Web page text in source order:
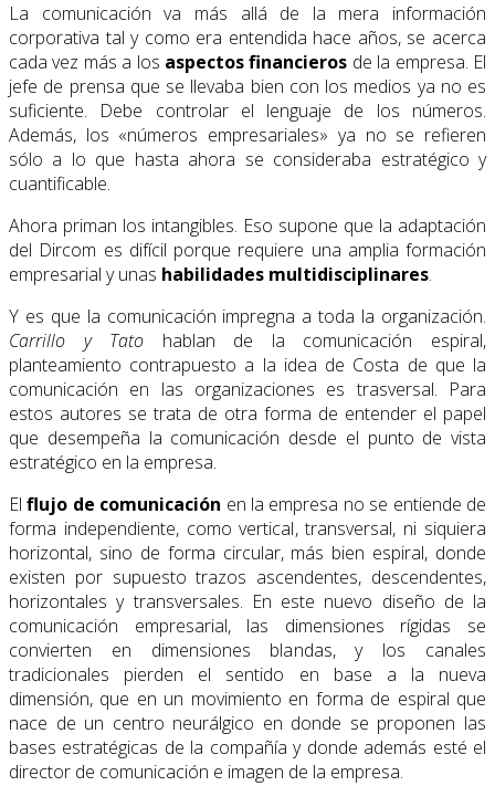
La comunicación va más allá de la mera información
corporativa tal y como era entendida hace años, se acerca
cada vez más a los aspectos financieros de la empresa. El
jefe de prensa que se llevaba bien con los medios ya no es
suficiente. Debe controlar el lenguaje de los números.
Además, los «números empresariales» ya no se refieren
sólo a lo que hasta ahora se consideraba estratégico y
cuantificable.
Ahora priman los intangibles. Eso supone que la adaptación
del Dircom es difícil porque requiere una amplia formación
empresarial y unas habilidades multidisciplinares.
Y es que la comunicación impregna a toda la organización.
Carrillo y Tato hablan de la comunicación espiral,
planteamiento contrapuesto a la idea de Costa de que la
comunicación en las organizaciones es trasversal. Para
estos autores se trata de otra forma de entender el papel
que desempeña la comunicación desde el punto de vista
estratégico en la empresa.
Elflujo de comunicación en la empresa no se entiende de
forma independiente, como vertical, transversal, ni siquiera
horizontal, sino de forma circular, más bien espiral, donde
existen por supuesto trazos ascendentes, descendentes,
horizontales y transversales. En este nuevo diseño de la
comunicación empresarial, las dimensiones rígidas se
convierten en dimensiones blandas, y los canales
tradicionales pierden el sentido en base a la nueva
dimensión, que en un movimiento en forma de espiral que
nace de un centro neurálgico en donde se proponen las
bases estratégicas de la compañía y donde además esté el
director de comunicación e imagen de la empresa.